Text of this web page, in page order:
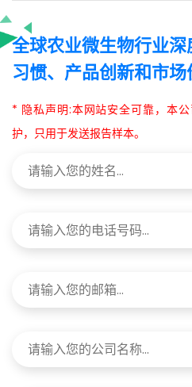
全球农业微生物行业
习惯、产品创新和市
* 隐私声明:本网站安全可靠，本
护，只用于发送报告样本。